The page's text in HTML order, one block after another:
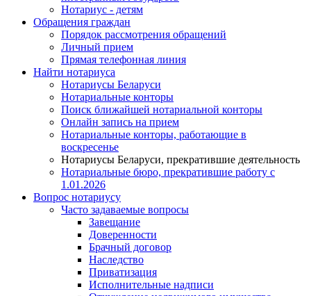
Нотариус - детям
Обращения граждан
Порядок рассмотрения обращений
Личный прием
Прямая телефонная линия
Найти нотариуса
Нотариусы Беларуси
Нотариальные конторы
Поиск ближайшей нотариальной конторы
Онлайн запись на прием
Нотариальные конторы, работающие в
воскресенье
Нотариусы Беларуси, прекратившие деятельность
Нотариальные бюро, прекратившие работу с
1.01.2026
Вопрос нотариусу
Часто задаваемые вопросы
Завещание
Доверенности
Брачный договор
Наследство
Приватизация
Исполнительные надписи